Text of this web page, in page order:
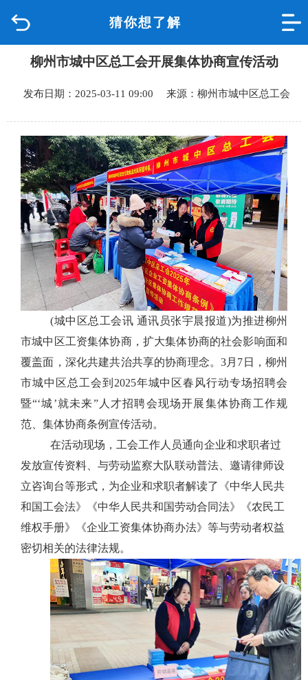
猜你想了解
品质城中
新闻中心
政府信息公开
网上办事
互动回应
数据专题
柳州市城中区总工会开展集体协商宣传活动
发布日期：2025-03-11 09:00 来源：柳州市城中区总工会
(城中区总工会讯 通讯员张宇晨报道)为推进柳州
市城中区工资集体协商， 扩大集体协商的社会影响面和
覆盖面 ，深化共建共治共享的协商理念。3月7日，柳州
市城中区总工会到2025年城中区春风行动专场招聘会
暨“‘城’就未来”人才招聘会现场开展集体协商工作规
范、集体协商条例宣传活动。
在活动现场，工会工作人员通向企业和求职者过
发放宣传资料 、与劳动监察大队联动普法 邀请律师设
立咨询台等形式， 为企业和求职者解读了《中华人民共
和国工会法》《中华人民共和国劳动合同法》《农民工
维权手册》《企业工资集体协商办法》等与劳动者权益
密切相关的法律法规。